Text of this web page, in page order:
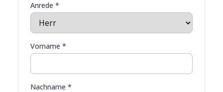
Anrede *
Vorname *
Nachname *